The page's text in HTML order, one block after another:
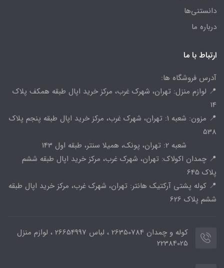
دانستنی‌ها
درباره ما
ارتباط با ما
آدرس فروشگاه ها:
📍 لوازم منزل: تهران، شهرک غرب، مرکز خرید اپال طبقه همکف پلاک
14
📍 مزون: شعبه 1: تهران، شهرک غرب، مرکز خرید اپال طبقه پنجم پلاک
538
شعبه 2: تهران، پونک، همیلا سنتر، طبقه اول 143
📍 چمدان اکولاک: تهران، شهرک غرب، مرکز خرید اپال طبقه ششم
پلاک 645
📍 کوله پشتی آرکتیک هانتر: تهران، شهرک غرب، مرکز خرید اپال طبقه
ششم پلاک 626
کوله و چمدان 26350784 ، لباس 26654997 ، لوازم منزل
22384025